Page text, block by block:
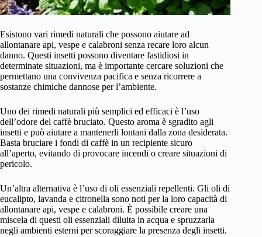
Esistono vari rimedi naturali che possono aiutare ad
allontanare api, vespe e calabroni senza recare loro alcun
danno. Questi insetti possono diventare fastidiosi in
determinate situazioni, ma è importante cercare soluzioni che
permettano una convivenza pacifica e senza ricorrere a
sostanze chimiche dannose per l’ambiente.
Uno dei rimedi naturali più semplici ed efficaci è l’uso
dell’odore del caffè bruciato. Questo aroma è sgradito agli
insetti e può aiutare a mantenerli lontani dalla zona desiderata.
Basta bruciare i fondi di caffè in un recipiente sicuro
all’aperto, evitando di provocare incendi o creare situazioni di
pericolo.
Un’altra alternativa è l’uso di oli essenziali repellenti. Gli oli di
eucalipto, lavanda e citronella sono noti per la loro capacità di
allontanare api, vespe e calabroni. È possibile creare una
miscela di questi oli essenziali diluita in acqua e spruzzarla
negli ambienti esterni per scoraggiare la presenza degli insetti.